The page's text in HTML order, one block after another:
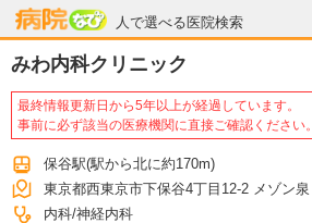
人で選べる医院検索
病院なび
みわ内科クリニック
最終情報更新日から5年以上が経過しています。
事前に必ず該当の医療機関に直接ご確認ください。
保谷駅(駅から北に約170m)
東京都西東京市下保谷4丁目12-2 メゾン泉
内科 神経内科